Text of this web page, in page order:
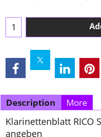
Description More
Klarinettenblatt RICO
angeben